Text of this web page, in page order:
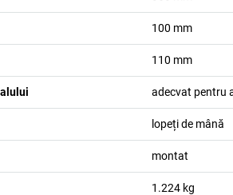
100 mm
110 mm
adecvat pentru
lopeți de mână
montat
1.224 kg